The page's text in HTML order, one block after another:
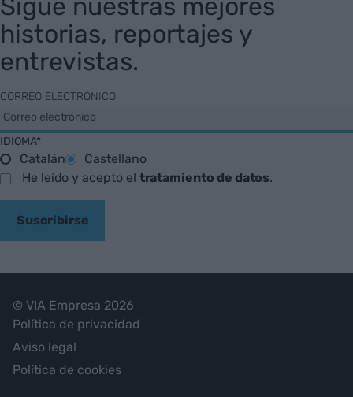
Sigue nuestras mejores
historias, reportajes y
entrevistas.
CORREO ELECTRÓNICO
IDIOMA*
Catalán
Castellano
He leído y acepto el tratamiento de datos.
Suscribirse
© VIA Empresa 2026
Política de privacidad
Aviso legal
Política de cookies